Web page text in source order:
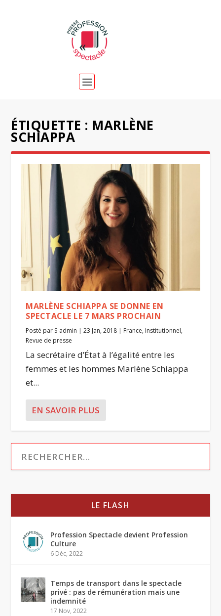
ÉTIQUETTE : MARLÈNE
SCHIAPPA
MARLÈNE SCHIAPPA SE DONNE EN
SPECTACLE LE 7 MARS PROCHAIN
Posté par S-admin |23 Jan, 2018 | France, Institutionnel,
Revue de presse
La secrétaire d’État à l’égalité entre les
femmes et les hommes Marlène Schiappa
et...
EN SAVOIR PLUS
LE FLASH
Profession Spectacle devient Profession
Culture
6 Déc, 2022
Temps de transport dans le spectacle
privé : pas de rémunération mais une
indemnité
17 Nov, 2022